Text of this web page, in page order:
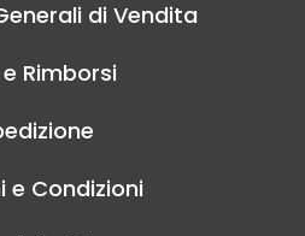
di Vendita
e Rimborsi
e Condizioni